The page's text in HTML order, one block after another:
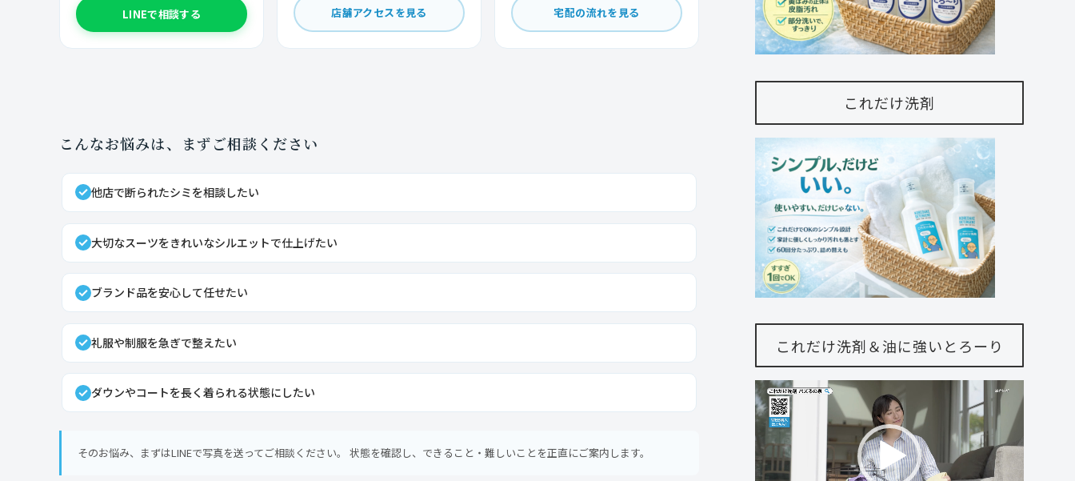
LINEで相談する 店舗アクセスを見る 宅配の流れを見る
こんなお悩みは、まずご相談ください
他店で断られたシミを相談したい
大切なスーツをきれいなシルエットで仕上げたい
ブランド品を安心して任せたい
礼服や制服を急ぎで整えたい
ダウンやコートを長く着られる状態にしたい
そのお悩み、まずはLINEで写真を送ってご相談ください。 状態を確認し、できること・難しいことを正直にご案内します。
これだけ洗剤
これだけ洗剤＆油に強いとろーり
動
画
プ
レ